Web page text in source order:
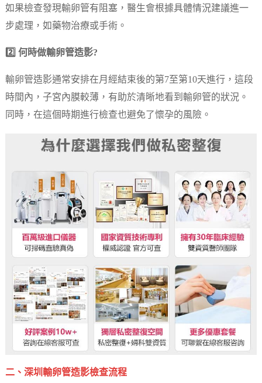
如果檢查發現輸卵管有阻塞，醫生會根據具體情況建議進一
步處理，如藥物治療或手術。
2️⃣ 何時做輸卵管造影?
輸卵管造影通常安排在月經結束後的第7至第10天進行，這段
時間內，子宮內膜較薄，有助於清晰地看到輸卵管的狀況。
同時，在這個時期進行檢查也避免了懷孕的風險。
二、深圳輸卵管造影檢查流程